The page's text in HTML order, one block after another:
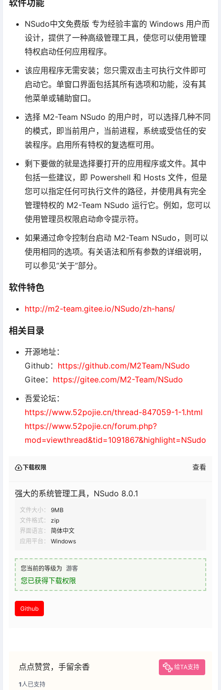
软件功能
NSudo中文免费版 专为经验丰富的 Windows 用户而
设计，提供了一种高级管理工具，使您可以使用管理
特权启动任何应用程序。
该应用程序无需安装；您只需双击主可执行文件即可
启动它。单窗口界面包括其所有选项和功能，没有其
他菜单或辅助窗口。
选择 M2-Team NSudo 的用户时，可以选择几种不同
的模式，即当前用户，当前进程，系统或受信任的安
装程序。启用所有特权的复选框可用。
剩下要做的就是选择要打开的应用程序或文件。其中
包括一些建议，即 Powershell 和 Hosts 文件，但是
您可以指定任何可执行文件的路径，并使用具有完全
管理特权的 M2-Team NSudo 运行它。例如，您可以
使用管理员权限启动命令提示符。
如果通过命令控制台启动 M2-Team NSudo，则可以
使用相同的选项。有关语法和所有参数的详细说明，
可以参见“关于”部分。
软件特色
http://m2-team.gitee.io/NSudo/zh-hans/
相关目录
开源地址：
Github： https://github.com/M2Team/NSudo
Gitee： https://gitee.com/M2-Team/NSudo
吾爱论坛：
https://www.52pojie.cn/thread-847059-1-1.html
https://www.52pojie.cn/forum.php?
mod=viewthread&tid=1091867&highlight=NSudo
下载权限 查看
强大的系统管理工具，NSudo 8.0.1
文件大小：
9MB
文件格式：
zip
界面语言：
简体中文
应用平台：
Windows
您当前的等级为 游客
您已获得下载权限
Github
点点赞赏，手留余香 给TA支持
1人已支持